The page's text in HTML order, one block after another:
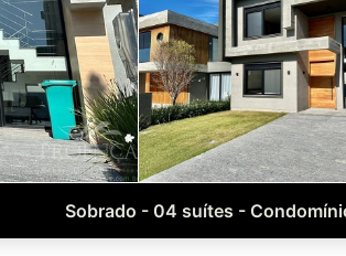
Sobrado - 04 suítes -